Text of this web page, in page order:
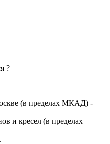
?
(в пределах МКАД) -
и кресел (в пределах